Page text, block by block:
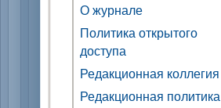
О журнале
Политика открытого
доступа
Редакционная коллегия
Редакционная политика